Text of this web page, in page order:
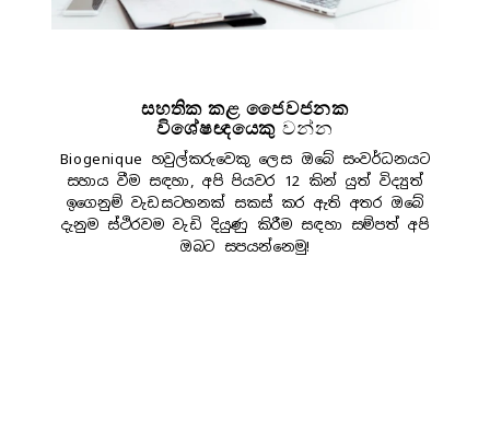
සහතික කළ ජෛවජනක
විශේෂඥයෙකු වන්න
Biogenique හවුල්කරුවෙකු ලෙස ඔබේ සංවර්ධනයට
සහාය වීම සඳහා, අපි පියවර 12 කින් යුත් විද්‍යුත්
ඉගෙනුම් වැඩසටහනක් සකස් කර ඇති අතර ඔබේ
දැනුම ස්ථිරවම වැඩි දියුණු කිරීම සඳහා සම්පත් අපි
ඔබට සපයන්නෙමු!